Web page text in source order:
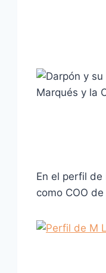
En el perfil
como COO de